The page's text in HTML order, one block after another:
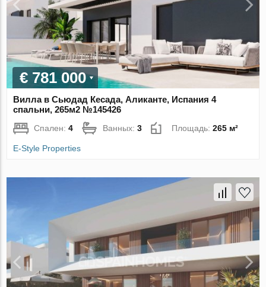
€ 781 000
Вилла в Сьюдад Кесада, Аликанте, Испания 4
спальни, 265м2 №145426
Спален:4 Ванных:3 Площадь:265 м²
E-Style Properties